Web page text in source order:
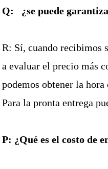
Q: ¿se puede
R: Sí, cuando recibimos
a evaluar el precio más
podemos obtener la hora
Para la pronta entrega
P: ¿Qué es el costo de